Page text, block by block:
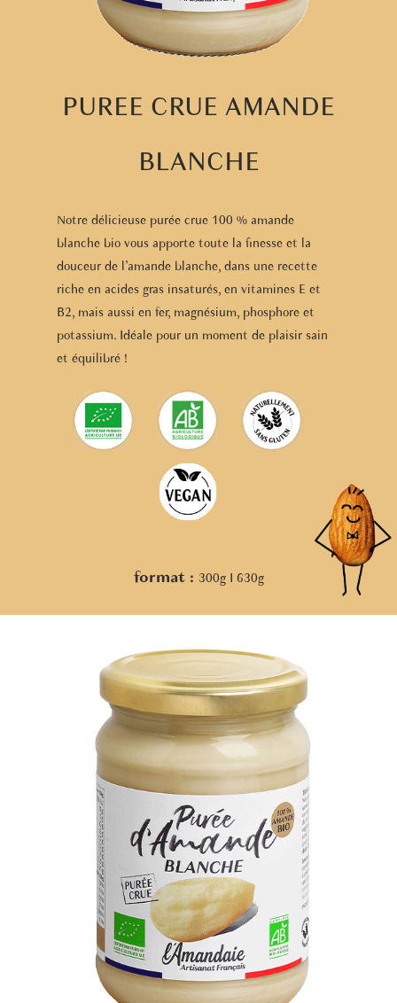
PUREE CRUE AMANDE
BLANCHE
Notre délicieuse purée crue 100 % amande
blanche bio vous apporte toute la finesse et la
douceur de l’amande blanche, dans une recette
riche en acides gras insaturés, en vitamines E et
B2, mais aussi en fer, magnésium, phosphore et
potassium. Idéale pour un moment de plaisir sain
et équilibré !
format : 300g I 630g